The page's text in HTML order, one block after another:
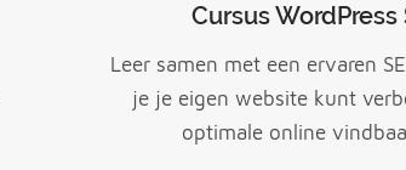
Cursus WordPress
Leer samen met een ervaren
je je eigen website kunt
optimale online